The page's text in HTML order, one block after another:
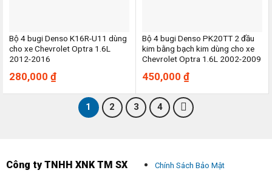
Bộ 4 bugi Denso K16R-U11 dùng
cho xe Chevrolet Optra 1.6L
2012-2016
280,000 ₫
Bộ 4 bugi Denso PK20TT 2 đầu
kim bằng bạch kim dùng cho xe
Chevrolet Optra 1.6L 2002-2009
450,000 ₫
1 2 3 4
Công ty TNHH XNK TM SX
Chính Sách Bảo Mật